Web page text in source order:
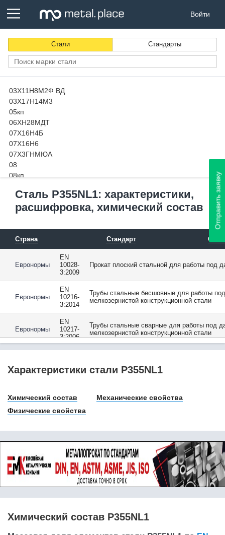
Войти
Стали Стандарты
03Х11Н8М2Ф ВД
03Х17Н14М3
05кп
06ХН28МДТ
07Х16Н4Б
07Х16Н6
07Х3ГНМЮА
08
08кп
08Х13
08х14МФ-Ш
08Х17Н5М3 / Х17Н5М3
08Х17Т
08Х18Г8Н2Т /
08Х18Н10
08Х21Н6М2Т
09Г2
09Г2С
09ГБЮ
09Х16Н4Б
102Cr6
10895
10S20
10SPb20
10пс
10Х11Н20Т3Р
Сталь P355NL1: характеристики,
расшифровка, химический состав
Страна Стандарт
Евронормы
EN
10028-
3:2009
Прокат плоский стальной для работы под
Евронормы
EN
10216-
3:2014
Трубы стальные бесшовные для работы
мелкозернистой конструкционной стали
Евронормы
EN
10217-
3:2006
Трубы стальные сварные для работы под
мелкозернистой конструкционной стали
4:2017
Евронормы
2:2008
проверку
Характеристики стали P355NL1
Химический состав
Механические свойства
Физические свойства
Химический состав P355NL1
Отправить заявку